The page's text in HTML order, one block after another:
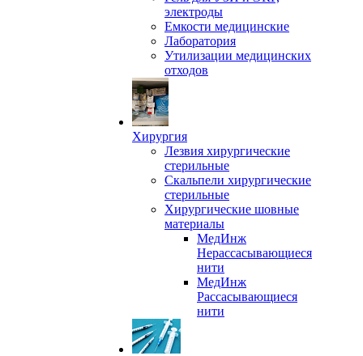
электроды
Емкости медицинские
Лаборатория
Утилизации медицинских
отходов
Хирургия
Лезвия хирургические
стерильные
Скальпели хирургические
стерильные
Хирургические шовные
материалы
МедИнж
Нерассасывающиеся
нити
МедИнж
Рассасывающиеся
нити